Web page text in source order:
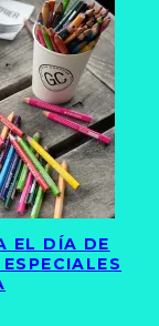
EL DÍA DE